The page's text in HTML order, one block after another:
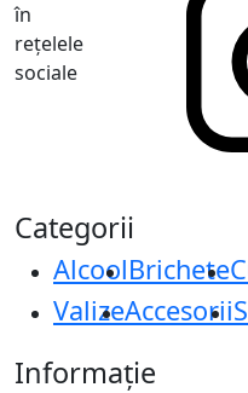
în
rețelele
sociale
Categorii
AlcoolBrichete
ValizeAccesorii
Informație